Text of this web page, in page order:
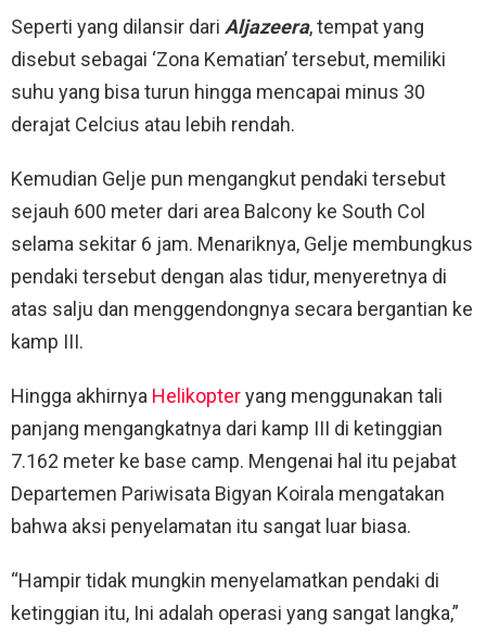
Seperti yang dilansir dari Aljazeera, tempat yang
disebut sebagai ‘Zona Kematian’ tersebut, memiliki
suhu yang bisa turun hingga mencapai minus 30
derajat Celcius atau lebih rendah.
Kemudian Gelje pun mengangkut pendaki tersebut
sejauh 600 meter dari area Balcony ke South Col
selama sekitar 6 jam. Menariknya, Gelje membungkus
pendaki tersebut dengan alas tidur, menyeretnya di
atas salju dan menggendongnya secara bergantian ke
kamp III.
Hingga akhirnya Helikopteryang menggunakan tali
panjang mengangkatnya dari kamp III di ketinggian
7.162 meter ke base camp. Mengenai hal itu pejabat
Departemen Pariwisata Bigyan Koirala mengatakan
bahwa aksi penyelamatan itu sangat luar biasa.
“Hampir tidak mungkin menyelamatkan pendaki di
ketinggian itu, Ini adalah operasi yang sangat langka,”